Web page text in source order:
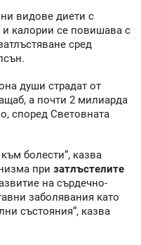
видове диети с
калории се повишава с
сред
души страдат от
а почти 2 милиарда
според Световната
болести“, казва
при затлъстелите
на сърдечно-
заболявания като
състояния“, казва